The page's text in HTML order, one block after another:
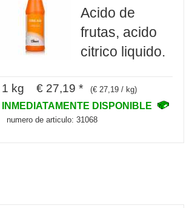
Acido de
frutas, acido
citrico liquido.
1 kg € 27,19 * (€ 27,19 / kg)
INMEDIATAMENTE DISPONIBLE
numero de articulo: 31068